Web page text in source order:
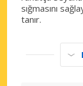
sığmasını
tanır.